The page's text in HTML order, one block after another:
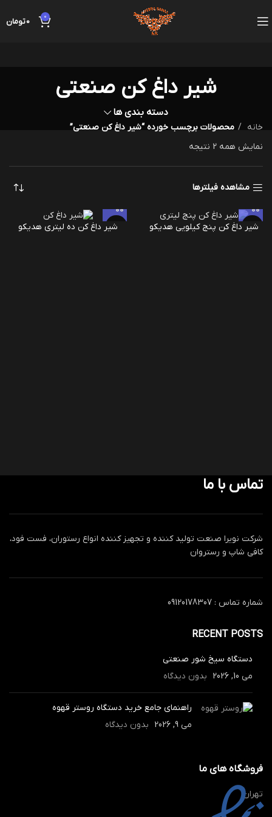
0
0تومان
شیر داغ کن صنعتی
دسته بندی ها
خانه
محصولات برچسب خورده “شیر داغ کن صنعتی”
نمایش همه 2 نتیجه
مشاهده فیلترها
شیر داغ کن پنج کیلویی هدیکو شیر داغ کن ده لیتری هدیکو
تماس با ما
شرکت نویرا صنعت تولید کننده و تجهیز کننده انواع رستوران، فست فود،
کافی شاپ و رستروان
شماره تماس : 09120178307
RECENT POSTS
دستگاه سیخ شور صنعتی
می 10, 2026
بدون دیدگاه
راهنمای جامع خرید دستگاه روستر قهوه
می 9, 2026
بدون دیدگاه
فروشگاه های ما
تهران